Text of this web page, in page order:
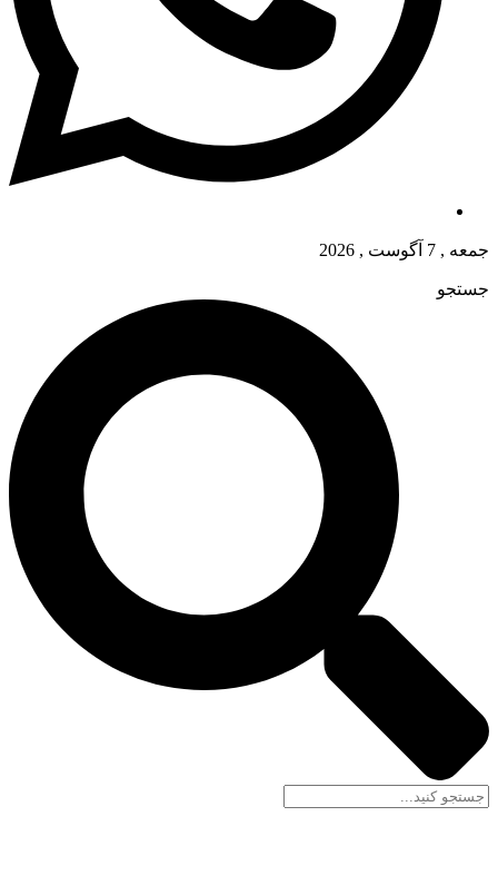
جمعه , 7 آگوست , 2026
جستجو